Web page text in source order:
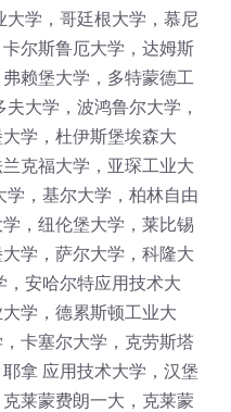
大学，哥廷根大学，慕尼
尔斯鲁厄大学，达姆斯
赖堡大学，多特蒙德工
大学，波鸿鲁尔大学，
学，杜伊斯堡埃森大
克福大学，亚琛工业大
，基尔大学，柏林自由
，纽伦堡大学，莱比锡
学，萨尔大学，科隆大
安哈尔特应用技术大
学，德累斯顿工业大
卡塞尔大学，克劳斯塔
拿 应用技术大学，汉堡
莱蒙费朗一大，克莱蒙